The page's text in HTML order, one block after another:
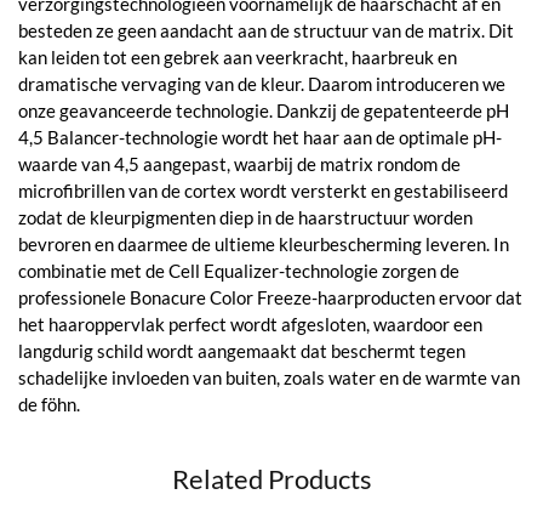
besteden ze geen aandacht aan de structuur van de matrix. Dit
kan leiden tot een gebrek aan veerkracht, haarbreuk en
dramatische vervaging van de kleur. Daarom introduceren we
onze geavanceerde technologie. Dankzij de gepatenteerde pH
4,5 Balancer-technologie wordt het haar aan de optimale pH-
waarde van 4,5 aangepast, waarbij de matrix rondom de
microfibrillen van de cortex wordt versterkt en gestabiliseerd
zodat de kleurpigmenten diep in de haarstructuur worden
bevroren en daarmee de ultieme kleurbescherming leveren. In
combinatie met de Cell Equalizer-technologie zorgen de
professionele Bonacure Color Freeze-haarproducten ervoor dat
het haaroppervlak perfect wordt afgesloten, waardoor een
langdurig schild wordt aangemaakt dat beschermt tegen
schadelijke invloeden van buiten, zoals water en de warmte van
de föhn.
Related Products